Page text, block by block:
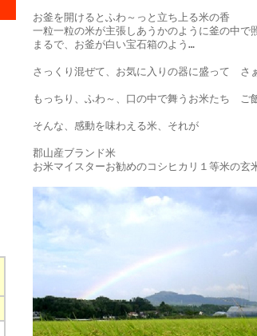
お釜を開けるとふわ～っと立ち上る米の香
一粒一粒の米が主張しあうかのように釜の中で
まるで、お釜が白い宝石箱のよう…
さっくり混ぜて、お気に入りの器に盛って さ
もっちり、ふわ～、口の中で舞うお米たち ご
そんな、感動を味わえる米、それが
郡山産ブランド米
お米マイスターお勧めのコシヒカリ１等米の玄